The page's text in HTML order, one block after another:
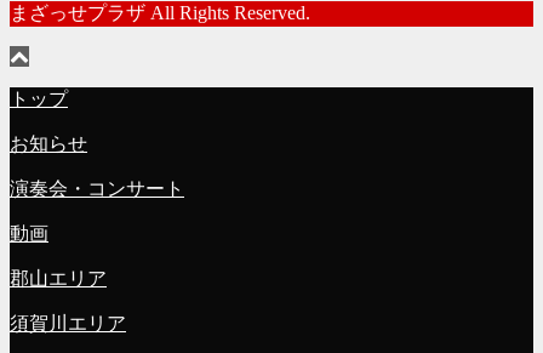
まざっせプラザ All Rights Reserved.
トップ
お知らせ
演奏会・コンサート
動画
郡山エリア
須賀川エリア